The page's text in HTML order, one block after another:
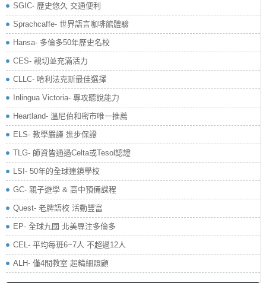
SGIC- 歷史悠久 交通便利
Sprachcaffe- 世界語言咖啡館體驗
Hansa- 多倫多50年歷史名校
CES- 親切並充滿活力
CLLC- 哈利法克斯最佳選擇
Inlingua Victoria‏- 專攻聽說能力
Heartland- 溫尼伯和密市唯一推薦
ELS- 教學嚴謹 進步保證
TLG- 師資皆通過Celta或Tesol認證
LSI- 50年的全球連鎖學校
GC- 親子遊學 & 高中預備課程
Quest- 老牌語校 活動豐富
EP- 全球九國 北美專注多倫多
CEL- 平均每班6~7人 不超過12人
ALH- 僅4間教室 超精細照顧